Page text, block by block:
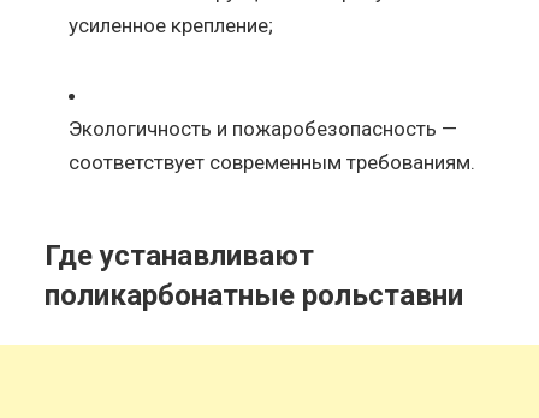
усиленное крепление;
Экологичность и пожаробезопасность —
соответствует современным требованиям.
Где устанавливают
поликарбонатные рольставни